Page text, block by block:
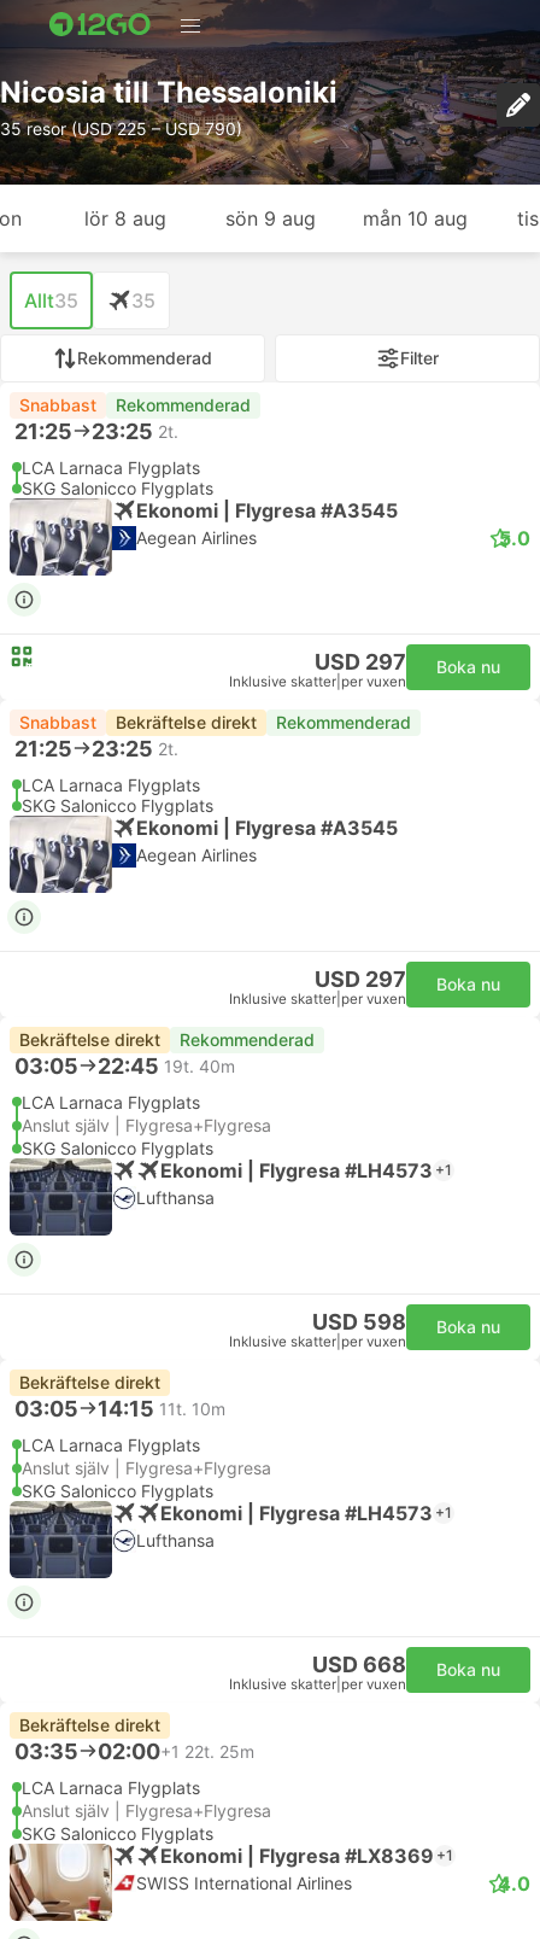
Nicosia till Thessaloniki
35 resor (USD 225 – USD 790)
lör 8 aug sön 9 aug mån 10 aug
Allt35 35
Rekommenderad Filter
Snabbast Rekommenderad
21:25 23:25 2t.
LCA Larnaca Flygplats
SKG Salonicco Flygplats
Ekonomi | Flygresa #A3545
Aegean Airlines 5.0
USD 297
Inklusive skatter per vuxen
Boka nu
Snabbast Bekräftelse direkt Rekommenderad
21:25 23:25 2t.
LCA Larnaca Flygplats
SKG Salonicco Flygplats
Ekonomi | Flygresa #A3545
Aegean Airlines
USD 297
Inklusive skatter per vuxen
Boka nu
Bekräftelse direkt Rekommenderad
03:05 22:45 19t. 40m
LCA Larnaca Flygplats
Anslut själv | Flygresa+Flygresa
SKG Salonicco Flygplats
Ekonomi | Flygresa #LH4573 +1
Lufthansa
USD 598
Inklusive skatter per vuxen
Boka nu
Bekräftelse direkt
03:05 14:15 11t. 10m
LCA Larnaca Flygplats
Anslut själv | Flygresa+Flygresa
SKG Salonicco Flygplats
Ekonomi | Flygresa #LH4573 +1
Lufthansa
USD 668
Inklusive skatter per vuxen
Boka nu
Bekräftelse direkt
03:35 02:00+1 22t. 25m
LCA Larnaca Flygplats
Anslut själv | Flygresa+Flygresa
SKG Salonicco Flygplats
Ekonomi | Flygresa #LX8369 +1
SWISS International Airlines 4.0